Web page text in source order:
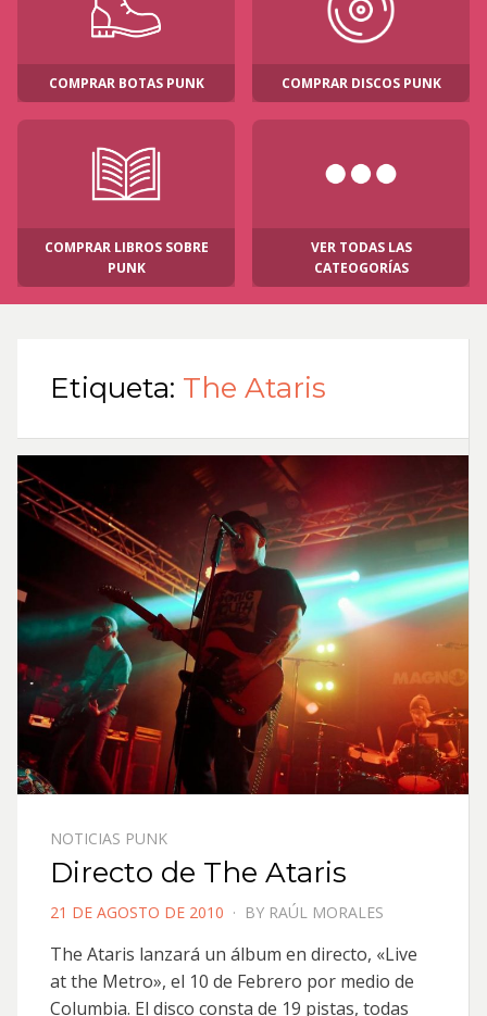
COMPRAR BOTAS PUNK COMPRAR DISCOS PUNK
COMPRAR LIBROS SOBRE
PUNK
VER TODAS LAS
CATEOGORÍAS
Etiqueta: The Ataris
NOTICIAS PUNK
Directo de The Ataris
POSTED
21 DE AGOSTO DE 2010 BY RAÚL MORALES
The Ataris lanzará un álbum en directo, «Live
at the Metro», el 10 de Febrero por medio de
Columbia. El disco consta de 19 pistas, todas